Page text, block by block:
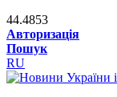
44.4853
Авторизація
Пошук
RU